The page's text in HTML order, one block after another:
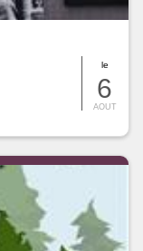
le
6
AOUT